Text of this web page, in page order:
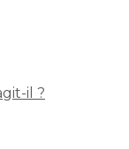
il ?